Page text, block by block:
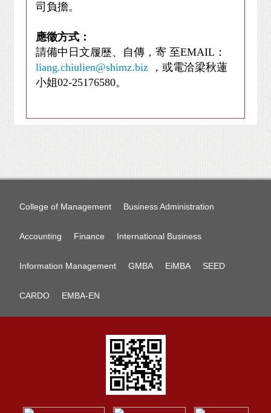
司負擔。
應徵方式：
請備中日文履歷、自傳，寄 至EMAIL：
liang.chiulien@shimz.biz ，或電洽梁秋蓮
小姐02-25176580。
College of Management Business Administration
Accounting Finance International Business
Information Management GMBA EiMBA SEED
CARDO EMBA-EN